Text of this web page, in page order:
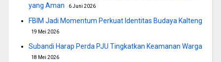
yang Aman
6 Juni 2026
FBIM Jadi Momentum Perkuat Identitas Budaya Kalteng
19 Mei 2026
Subandi Harap Perda PJU Tingkatkan Keamanan Warga
18 Mei 2026